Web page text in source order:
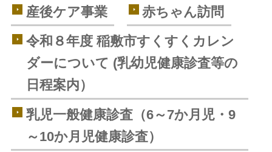
産後ケア事業
赤ちゃん訪問
令和８年度 稲敷市すくすくカレン
ダーについて (乳幼児健康診査等の
日程案内）
乳児一般健康診査（6～7か月児・9
～10か月児健康診査）